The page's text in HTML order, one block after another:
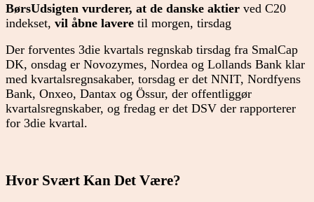
BørsUdsigten vurderer, at de danske aktier ved C20
indekset, vil åbne lavere til morgen, tirsdag
Der forventes 3die kvartals regnskab tirsdag fra SmalCap
DK, onsdag er Novozymes, Nordea og Lollands Bank klar
med kvartalsregnsakaber, torsdag er det NNIT, Nordfyens
Bank, Onxeo, Dantax og Össur, der offentliggør
kvartalsregnskaber, og fredag er det DSV der rapporterer
for 3die kvartal.
Hvor Svært Kan Det Være?